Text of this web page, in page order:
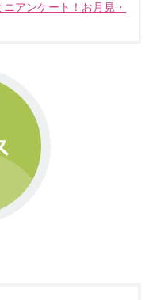
アンケート！お月見・